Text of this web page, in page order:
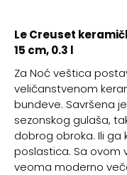
Le Creuset
15 cm, 0.3 l
Za Noć veštica
veličanstvenom
bundeve. Savršena
sezonskog gulaša,
dobrog obroka. Ili ga
poslastica. Sa ovom
veoma moderno